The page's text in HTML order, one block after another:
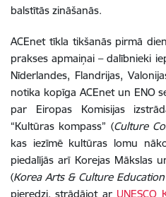
balstītās zināšanās.
ACEnet tīkla tikšanās pirmā
prakses apmaiņai – dalībnieki
Nīderlandes, Flandrijas,
notika kopīga ACEnet un ENO
par Eiropas Komisijas
“Kultūras kompass” (Culture
kas iezīmē kultūras lomu
piedalījās arī Korejas Mākslas
(Korea Arts & Culture Education
pieredzi, strādājot ar